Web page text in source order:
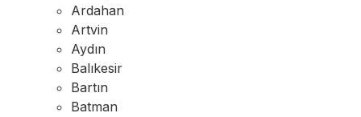
Ardahan
Artvin
Aydın
Balıkesir
Bartın
Batman